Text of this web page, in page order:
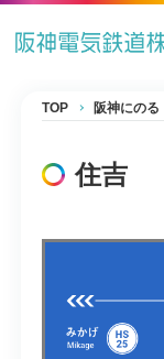
TOP 阪神にのる
住吉